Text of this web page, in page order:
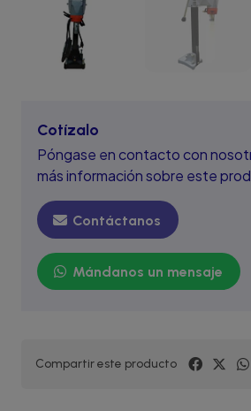
Cotízalo
Póngase en contacto con
más información sobre este
Contáctanos
Mándanos un mensaje
Compartir este producto